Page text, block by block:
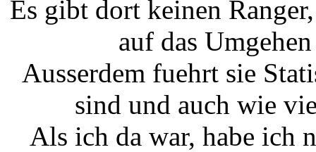
Es gibt dort keinen
auf das
Ausserdem fuehrt sie
sind und auch wie
Als ich da war, habe ich